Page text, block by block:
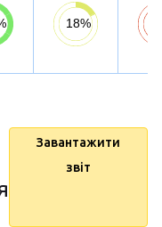
Завантажити
звіт